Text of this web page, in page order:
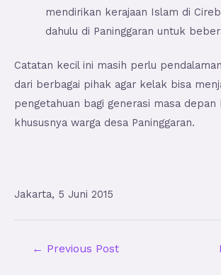
mendirikan kerajaan Islam di
dahulu di Paninggaran untuk
Catatan kecil ini masih perlu
dari berbagai pihak agar kelak bisa
pengetahuan bagi generasi masa depan
khususnya warga desa Paninggaran.
Jakarta, 5 Juni 2015
← Previous Post